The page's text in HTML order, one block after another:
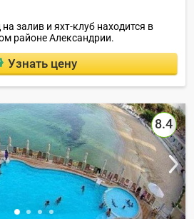
залив и яхт-клуб находится в
районе Александрии.
Узнать цену
8.4